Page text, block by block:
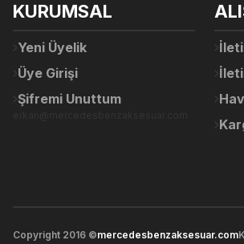
Ürün açıklamasında eksik bilgiler
Bu ürüne benzer farklı alternatifler olmalı.
KURUMSAL
Yeni Üyelik
Üye Girişi
Şifremi Unuttum
Copyright 2016 ©mercedesbenzaksesuar.com